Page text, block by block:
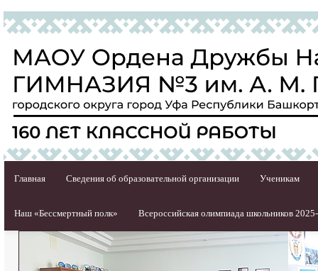
Главная Сведения об образовательной организации Ученикам
Наш «Бессмертный полк» Всероссийская олимпиада школьников